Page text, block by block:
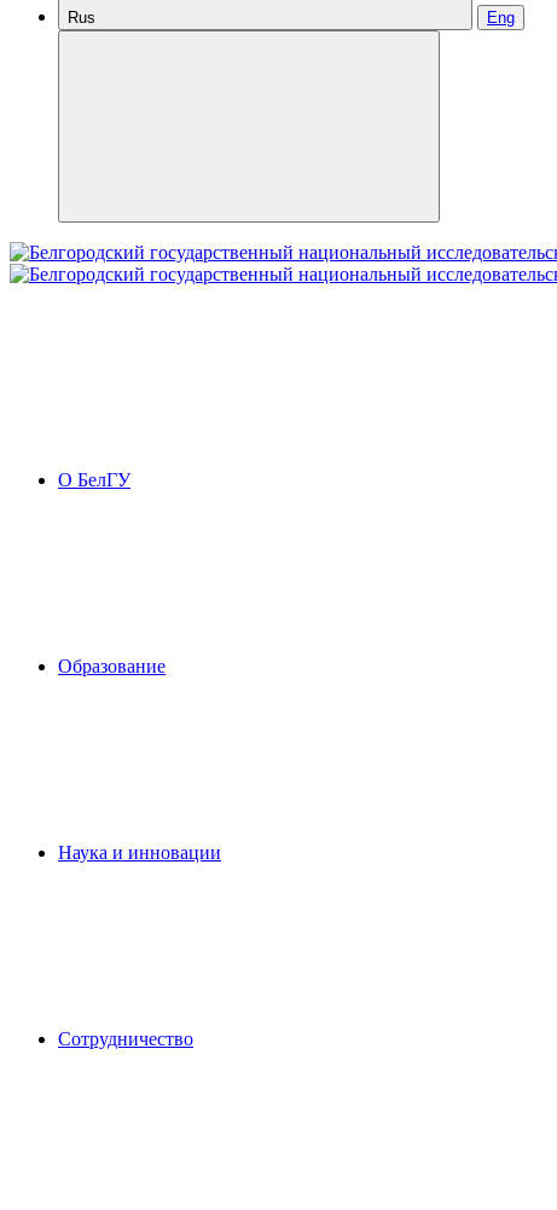
Rus Eng
О БелГУ
Образование
Наука и инновации
Сотрудничество